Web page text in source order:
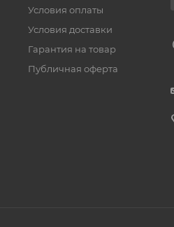
Условия оплаты
Условия доставки
Гарантия на товар
Публичная оферта